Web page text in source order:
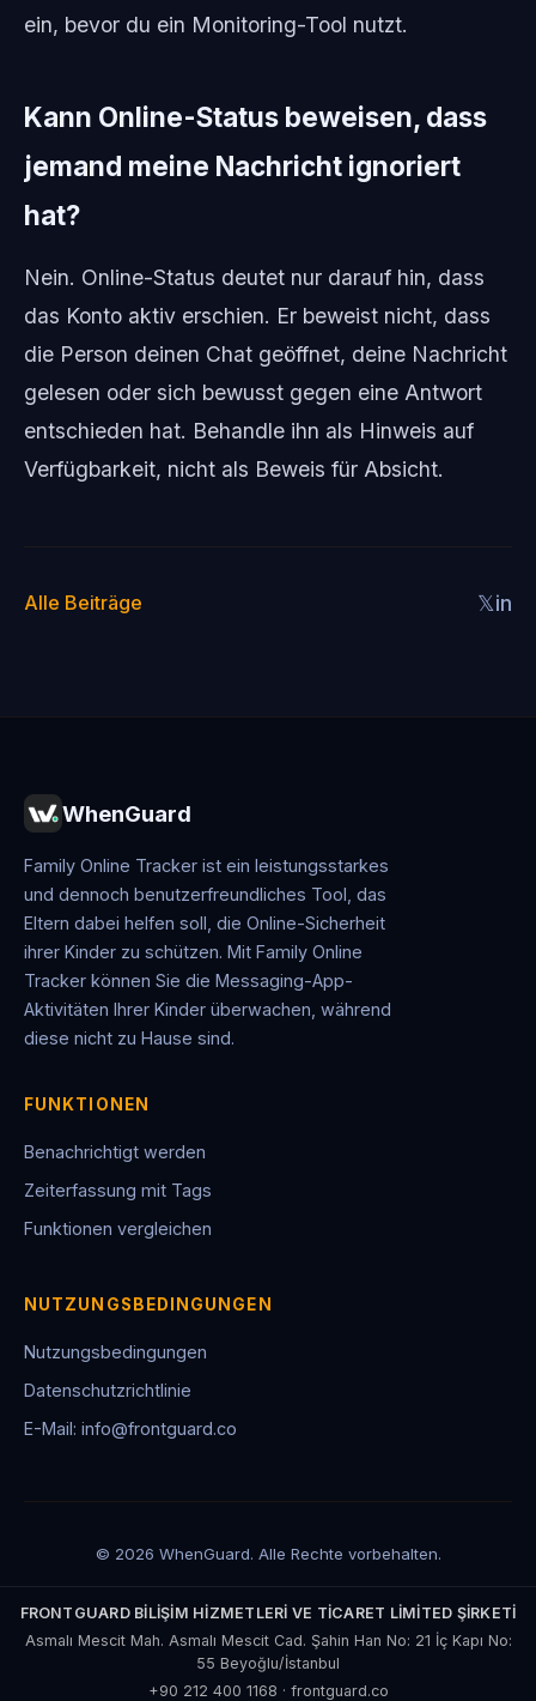
ein, bevor du ein Monitoring-Tool nutzt.
Kann Online-Status beweisen, dass
jemand meine Nachricht ignoriert
hat?
Nein. Online-Status deutet nur darauf hin, dass
das Konto aktiv erschien. Er beweist nicht, dass
die Person deinen Chat geöffnet, deine Nachricht
gelesen oder sich bewusst gegen eine Antwort
entschieden hat. Behandle ihn als Hinweis auf
Verfügbarkeit, nicht als Beweis für Absicht.
Alle Beiträge 𝕏in
WhenGuard
Family Online Tracker ist ein leistungsstarkes
und dennoch benutzerfreundliches Tool, das
Eltern dabei helfen soll, die Online-Sicherheit
ihrer Kinder zu schützen. Mit Family Online
Tracker können Sie die Messaging-App-
Aktivitäten Ihrer Kinder überwachen, während
diese nicht zu Hause sind.
FUNKTIONEN
Benachrichtigt werden
Zeiterfassung mit Tags
Funktionen vergleichen
NUTZUNGSBEDINGUNGEN
Nutzungsbedingungen
Datenschutzrichtlinie
E-Mail: info@frontguard.co
© 2026 WhenGuard. Alle Rechte vorbehalten.
FRONTGUARD BİLİŞİM HİZMETLERİ VE TİCARET LİMİTED ŞİRKETİ
Asmalı Mescit Mah. Asmalı Mescit Cad. Şahin Han No: 21 İç Kapı No:
55 Beyoğlu/İstanbul
+90 212 400 1168 · frontguard.co